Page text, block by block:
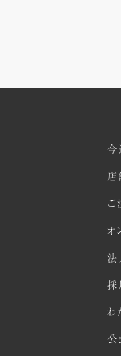
今
店
ご
オ
法
採
わ
公